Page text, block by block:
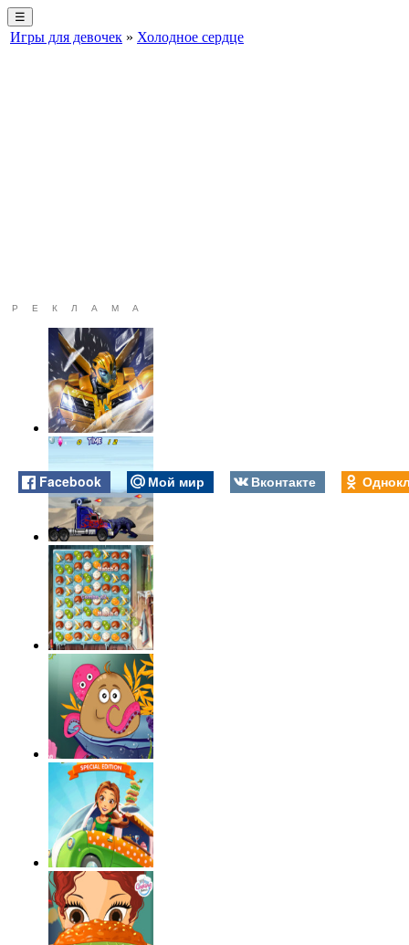
☰
Игры для девочек » Холодное сердце
РЕКЛАМА
Facebook Мой мир Вконтакте